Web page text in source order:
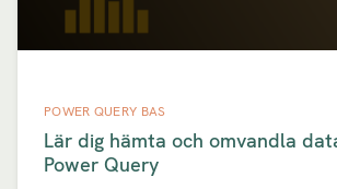
POWER QUERY BAS
Lär dig hämta och omvandla
Power Query